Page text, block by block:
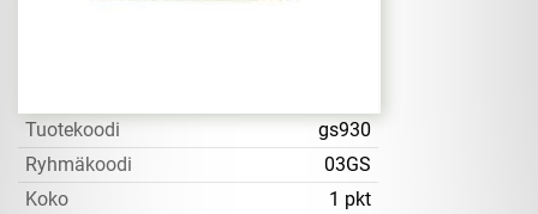
Tuotekoodi
gs930
Ryhmäkoodi
03GS
Koko
1 pkt